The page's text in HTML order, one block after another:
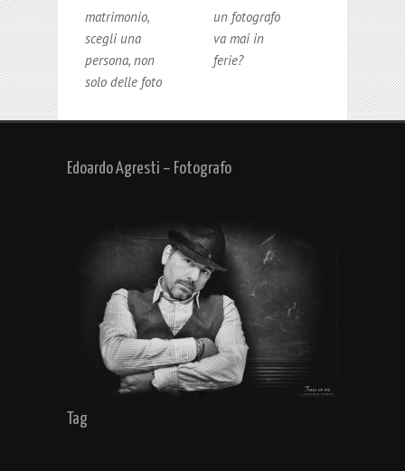
matrimonio,
scegli una
persona, non
solo delle foto
un fotografo
va mai in
ferie?
Edoardo Agresti – Fotografo
Tag